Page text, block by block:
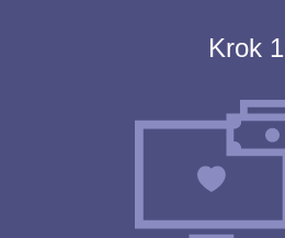
Krok 1